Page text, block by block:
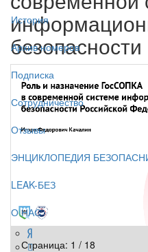
История
Архив номеров
Подписка
Сотрудничество
Отзывы
ЭНЦИКЛОПЕДИЯ
LEAK-БЕЗ
О НАС
Страница: 1 / 18